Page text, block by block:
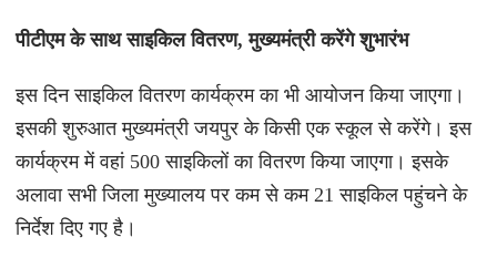
पीटीएम के साथ साइकिल वितरण, मुख्यमंत्री करेंगे शुभारंभ
इस दिन साइकिल वितरण कार्यक्रम का भी आयोजन किया जाएगा।
इसकी शुरुआत मुख्यमंत्री जयपुर के किसी एक स्कूल से करेंगे। इस
कार्यक्रम में वहां 500 साइकिलों का वितरण किया जाएगा। इसके
अलावा सभी जिला मुख्यालय पर कम से कम 21 साइकिल पहुंचने के
निर्देश दिए गए है।